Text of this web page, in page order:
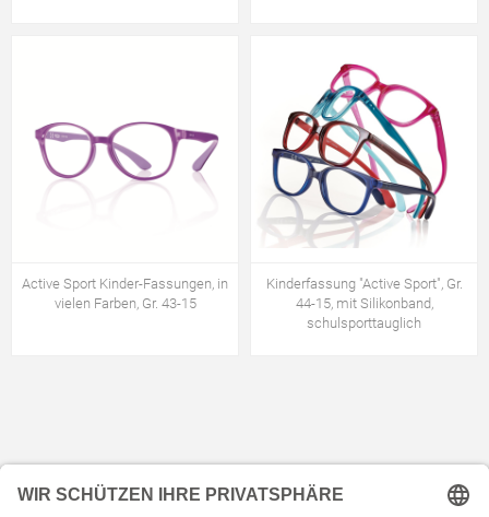
Active Sport Kinder-Fassungen, in
vielen Farben, Gr. 43-15
Kinderfassung "Active Sport", Gr.
44-15, mit Silikonband,
schulsporttauglich